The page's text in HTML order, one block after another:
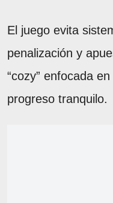
El juego evita
penalización y
“cozy” enfocada
progreso tranquilo.